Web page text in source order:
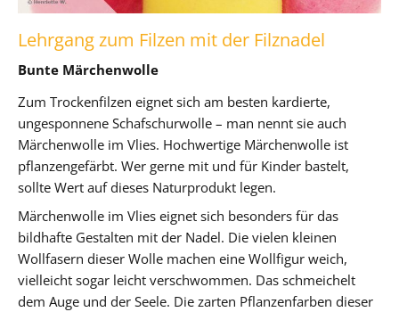
Lehrgang zum Filzen mit der Filznadel
Bunte Märchenwolle
Zum Trockenfilzen eignet sich am besten kardierte,
ungesponnene Schafschurwolle – man nennt sie auch
Märchenwolle im Vlies. Hochwertige Märchenwolle ist
pflanzengefärbt. Wer gerne mit und für Kinder bastelt,
sollte Wert auf dieses Naturprodukt legen.
Märchenwolle im Vlies eignet sich besonders für das
bildhafte Gestalten mit der Nadel. Die vielen kleinen
Wollfasern dieser Wolle machen eine Wollfigur weich,
vielleicht sogar leicht verschwommen. Das schmeichelt
dem Auge und der Seele. Die zarten Pflanzenfarben dieser